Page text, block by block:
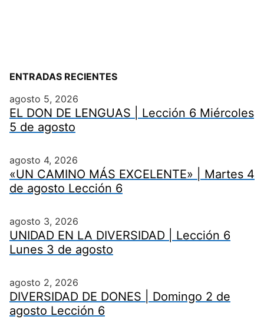
ENTRADAS RECIENTES
agosto 5, 2026
EL DON DE LENGUAS | Lección 6 Miércoles
5 de agosto
agosto 4, 2026
«UN CAMINO MÁS EXCELENTE» | Martes 4
de agosto Lección 6
agosto 3, 2026
UNIDAD EN LA DIVERSIDAD | Lección 6
Lunes 3 de agosto
agosto 2, 2026
DIVERSIDAD DE DONES | Domingo 2 de
agosto Lección 6